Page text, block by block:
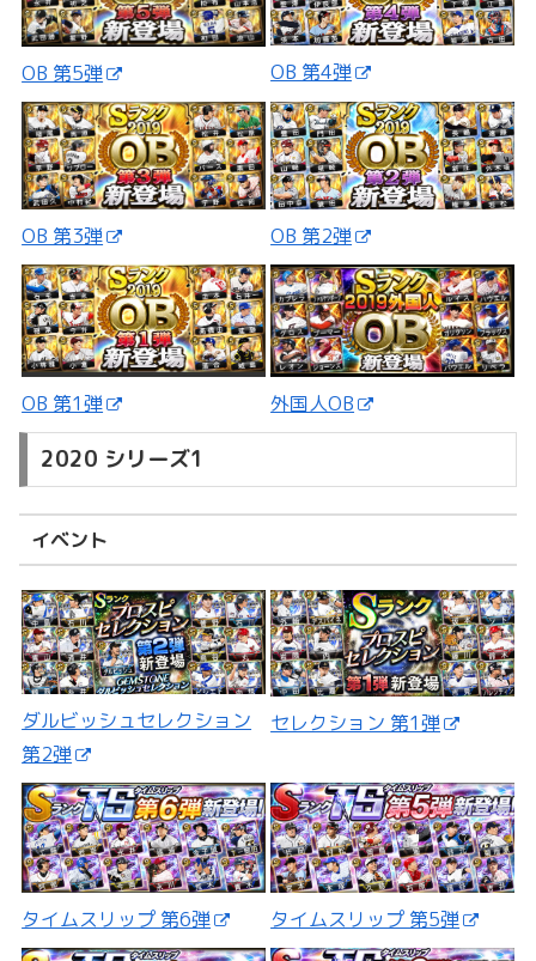
OB 第5弾 OB 第4弾
OB 第3弾 OB 第2弾
OB 第1弾 外国人OB
2020 シリーズ1
イベント
ダルビッシュセレクション
第2弾
セレクション 第1弾
タイムスリップ 第6弾 タイムスリップ 第5弾